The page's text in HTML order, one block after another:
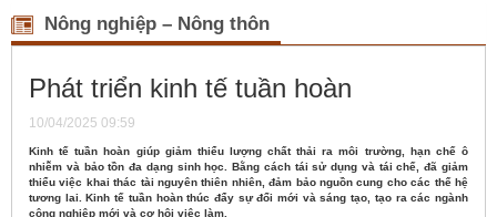
Nông nghiệp – Nông thôn
Phát triển kinh tế tuần hoàn
10/04/2025 09:59
Kinh tế tuần hoàn giúp giảm thiểu lượng chất thải ra môi trường, hạn chế ô
nhiễm và bảo tồn đa dạng sinh học. Bằng cách tái sử dụng và tái chế, đã giảm
thiểu việc khai thác tài nguyên thiên nhiên, đảm bảo nguồn cung cho các thế hệ
tương lai. Kinh tế tuần hoàn thúc đẩy sự đổi mới và sáng tạo, tạo ra các ngành
công nghiệp mới và cơ hội việc làm.